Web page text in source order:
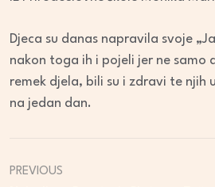
Djeca su danas napravila svoje
nakon toga ih i pojeli jer ne samo
remek djela, bili su i zdravi te njih
na jedan dan.
PREVIOUS